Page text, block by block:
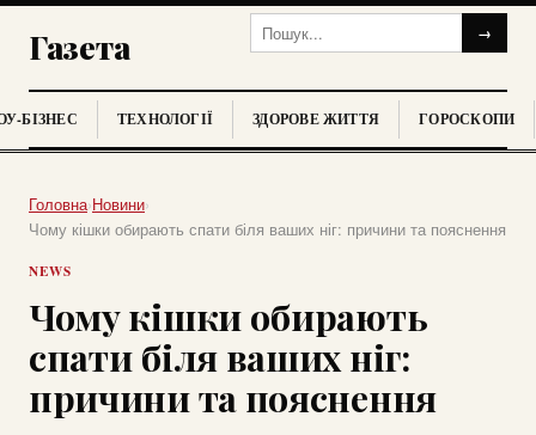
Газета →
БІЗНЕС ТЕХНОЛОГІЇ ЗДОРОВЕ ЖИТТЯ ГОРОСКОПИ
Головна›Новини›
Чому кішки обирають спати біля ваших ніг: причини та пояснення
NEWS
Чому кішки обирають
спати біля ваших ніг:
причини та пояснення